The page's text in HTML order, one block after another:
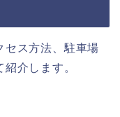
セス方法、駐車場
介します。